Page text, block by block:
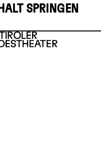
SPRINGEN